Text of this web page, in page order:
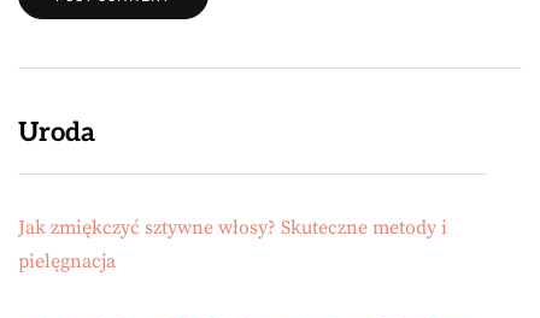
Uroda
Jak zmiękczyć sztywne włosy? Skuteczne metody i
pielęgnacja